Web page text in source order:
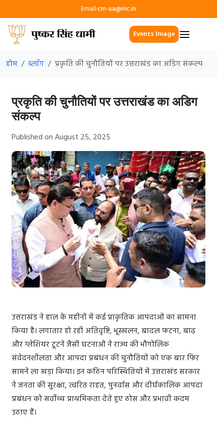
Email:cm-ua@nic.in
Events Image
होम ब्लॉग प्रकृति की चुनौतियों पर उत्तराखंड का अडिग संकल्प
प्रकृति की चुनौतियों पर उत्तराखंड का अडिग
संकल्प
Published on August 25, 2025
उत्तराखंड ने हाल के महीनों में कई प्राकृतिक आपदाओं का सामना
किया है। लगातार हो रही अतिवृष्टि, भूस्खलन, बादल फटना, बाढ़
और ग्लेशियर टूटने जैसी घटनाओं ने राज्य की भौगोलिक
संवेदनशीलता और आपदा प्रबंधन की चुनौतियों को एक बार फिर
सामने ला खड़ा किया। इन कठिन परिस्थितियों में उत्तराखंड सरकार
ने जनता की सुरक्षा, त्वरित राहत, पुनर्वास और दीर्घकालिक आपदा
प्रबंधन को सर्वोच्च प्राथमिकता देते हुए ठोस और प्रभावी कदम
उठाए हैं।